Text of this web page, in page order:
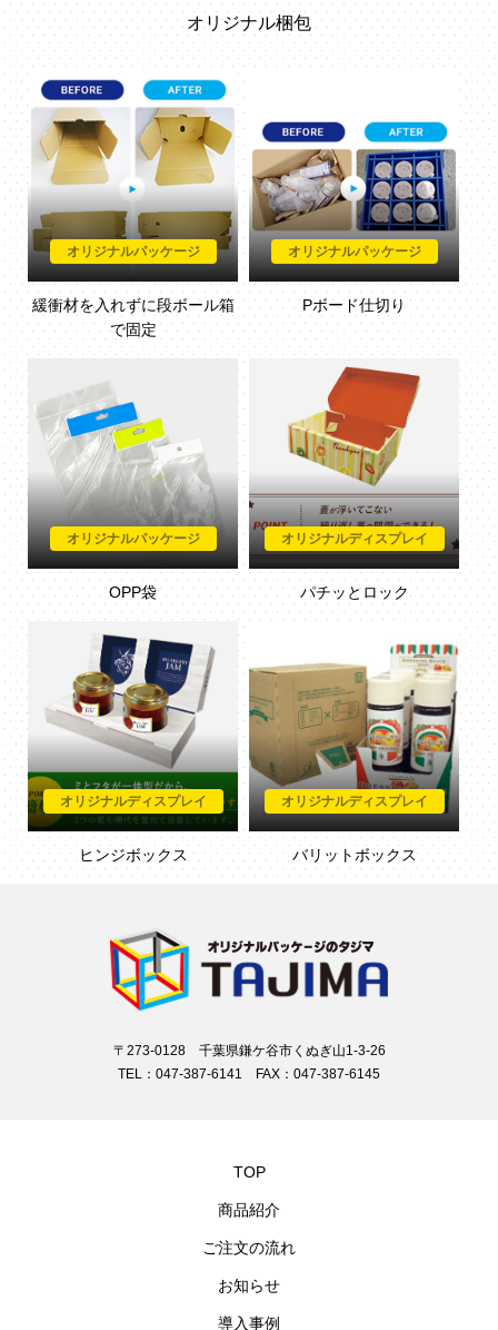
オリジナル梱包
オリジナルパッケージ
緩衝材を入れずに段ボール箱
で固定
オリジナルパッケージ
Pボード仕切り
オリジナルパッケージ
OPP袋
オリジナルディスプレイ
パチッとロック
オリジナルディスプレイ
ヒンジボックス
オリジナルディスプレイ
バリットボックス
〒273-0128 千葉県鎌ケ谷市くぬぎ山1-3-26
TEL：047-387-6141 FAX：047-387-6145
TOP
商品紹介
ご注文の流れ
お知らせ
導入事例